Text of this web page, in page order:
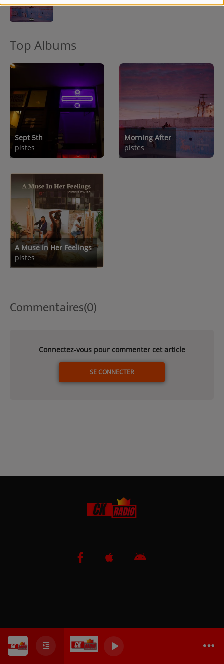
0
Top Albums
Sept 5th
pistes
Morning After
pistes
A Muse in Her Feelings
pistes
Commentaires(0)
Connectez-vous pour commenter cet article
SE CONNECTER